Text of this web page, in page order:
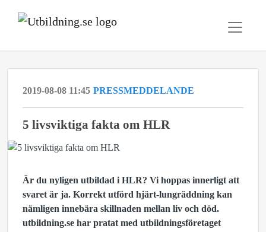
2019-08-08 11:45 PRESSMEDDELANDE
5 livsviktiga fakta om HLR
Är du nyligen utbildad i HLR? Vi hoppas innerligt att
svaret är ja. Korrekt utförd hjärt-lungräddning kan
nämligen innebära skillnaden mellan liv och död.
utbildning.se har pratat med utbildningsföretaget